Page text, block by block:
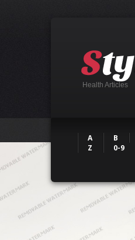
Health Articles
A B
Z
0-9